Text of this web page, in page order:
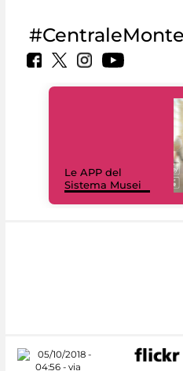
Le APP del
Sistema Musei